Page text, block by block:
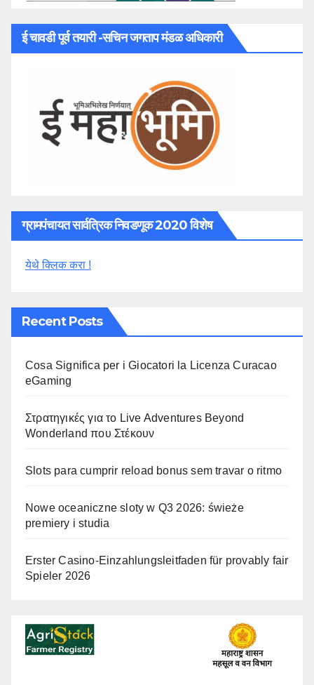
ई चावडी पूर्व तयारी -सचिन जगताप मंडळ अधिकारी
ग्रामपंचायत सार्वत्रिक निवडणूक 2020 विशेष
येथे क्लिक करा !
Recent Posts
Cosa Significa per i Giocatori la Licenza Curacao
eGaming
Στρατηγικές για το Live Adventures Beyond
Wonderland που Στέκουν
Slots para cumprir reload bonus sem travar o ritmo
Nowe oceaniczne sloty w Q3 2026: świeże
premiery i studia
Erster Casino-Einzahlungsleitfaden für provably fair
Spieler 2026